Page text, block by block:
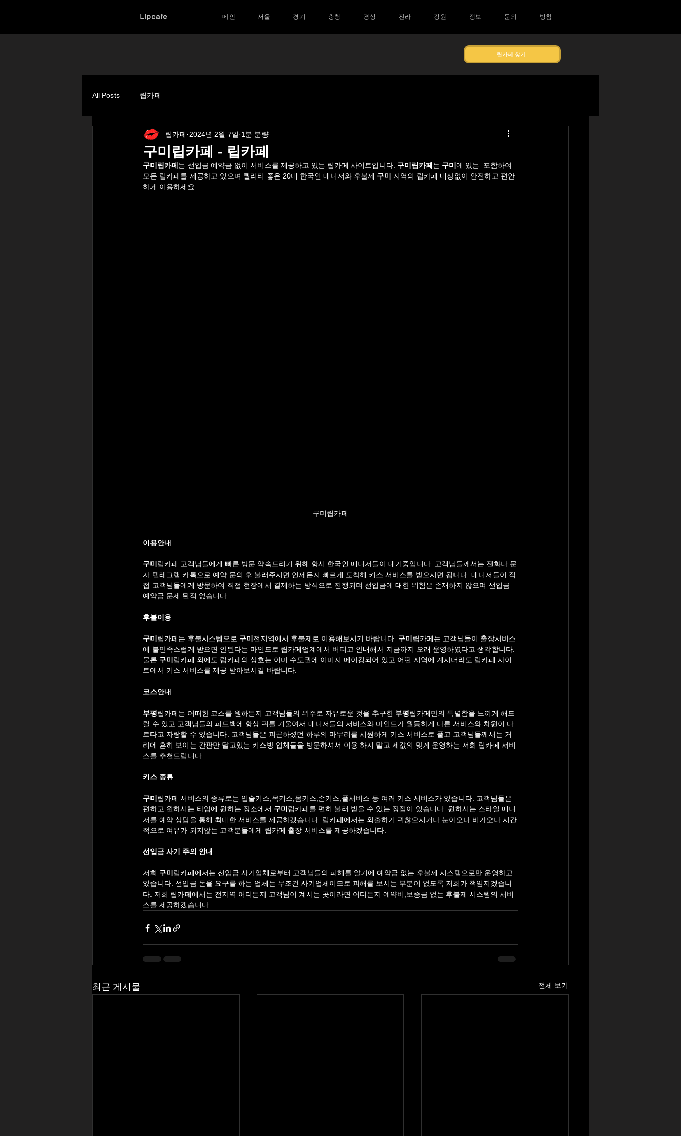
Lipcafe 메인 서울 경기 충청 경상 전라 강원 정보 문의 방침
립카페 찾기
All Posts 립카페
구미립카페 - 립카페
립카페 2024년 2월 7일 1분 분량
구미립카페 는 선입금 예약금 없이 서비스를 제공하고 있는 립카페 사이트입니다. 구미립카페 는 구미 에 있는
포함하여
모든 립카페를 제공하고 있으며 퀄리티 좋은 20대 한국인 매니저와 후불제 구미
지역의 립카페 내상없이 안전하고 편안
하게 이용하세요
구미립카페
이용안내
구미 립카페 고객님들에게 빠른 방문 약속드리기 위해 항시 한국인 매니저들이 대기중입니다. 고객님들께서는 전화나 문
자 텔레그램 카톡으로 예약 문의 후 불러주시면 언제든지 빠르게 도착해 키스 서비스를 받으시면 됩니다. 매니저들이 직
접 고객님들에게 방문하여 직접 현장에서 결제하는 방식으로 진행되며 선입금에 대한 위험은 존재하지 않으며 선입금
예약금 문제 된적 없습니다.
후불이용
구미 립카페는 후불시스템으로 구미 전지역에서 후불제로 이용해보시기 바랍니다. 구미 립카페는 고객님들이 출장서비스
에 불만족스럽게 받으면 안된다는 마인드로 립카페업계에서 버티고 안내해서 지금까지 오래 운영하였다고 생각합니다.
물론 구미 립카페 외에도 립카페의 상호는 이미 수도권에 이미지 메이킹되어 있고 어떤 지역에 계시더라도 립카페 사이
트에서 키스 서비스를 제공 받아보시길 바랍니다.
코스안내
부평립카페는 어떠한 코스를 원하든지 고객님들의 위주로 자유로운 것을 추구한 부평립카페만의 특별함을 느끼게 해드
릴 수 있고 고객님들의 피드백에 항상 귀를 기울여서 매니저들의 서비스와 마인드가 월등하게 다른 서비스와 차원이 다
르다고 자랑할 수 있습니다. 고객님들은 피곤하셨던 하루의 마무리를 시원하게 키스 서비스로 풀고 고객님들께서는 거
리에 흔히 보이는 간판만 달고있는 키스방 업체들을 방문하셔서 이용 하지 말고 제값의 맞게 운영하는 저희 립카페 서비
스를 추천드립니다.
키스 종류
구미 립카페 서비스의 종류로는 입술키스,목키스,몸키스,손키스,풀서비스 등 여러 키스 서비스가 있습니다. 고객님들은
편하고 원하시는 타임에 원하는 장소에서 구미 립카페를 편히 불러 받을 수 있는 장점이 있습니다. 원하시는 스타일 매니
저를 예약 상담을 통해 최대한 서비스를 제공하겠습니다. 립카페에서는 외출하기 귀찮으시거나 눈이오나 비가오나 시간
적으로 여유가 되지않는 고객분들에게 립카페 출장 서비스를 제공하겠습니다.
선입금 사기 주의 안내
저희 구미 립카페에서는 선입금 사기업체로부터 고객님들의 피해를 알기에 예약금 없는 후불제 시스템으로만 운영하고
있습니다. 선입금 돈을 요구를 하는 업체는 무조건 사기업체이므로 피해를 보시는 부분이 없도록 저희가 책임지겠습니
다. 저희 립카페에서는 전지역 어디든지 고객님이 계시는 곳이라면 어디든지 예약비,보증금 없는 후불제 시스템의 서비
스를 제공하겠습니다
최근 게시물 전체 보기